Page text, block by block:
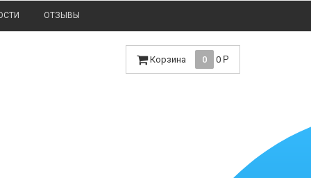
ОТЗЫВЫ
Корзина 0 0 Р